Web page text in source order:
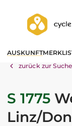
AUSKUNFT
zurück zur Suche
S 1775
Linz/